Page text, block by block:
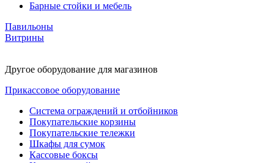
Барные стойки и мебель
Павильоны
Витрины
Другое оборудование для магазинов
Прикассовое оборудование
Система ограждений и отбойников
Покупательские корзины
Покупательские тележки
Шкафы для сумок
Кассовые боксы